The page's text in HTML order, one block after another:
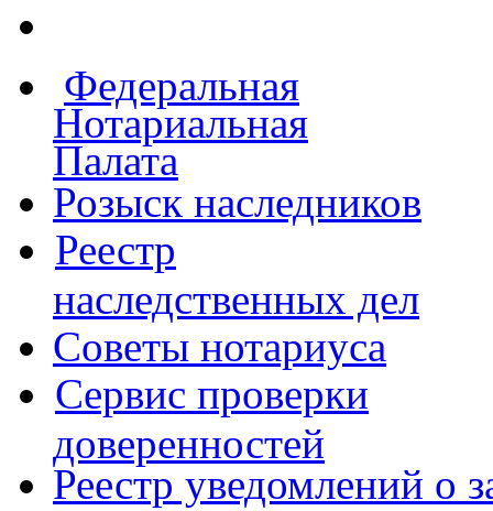
Федеральная
Нотариальная
Палата
Розыск наследников
Реестр
наследственных дел
Советы нотариуса
Сервис проверки
доверенностей
Реестр уведомлений о